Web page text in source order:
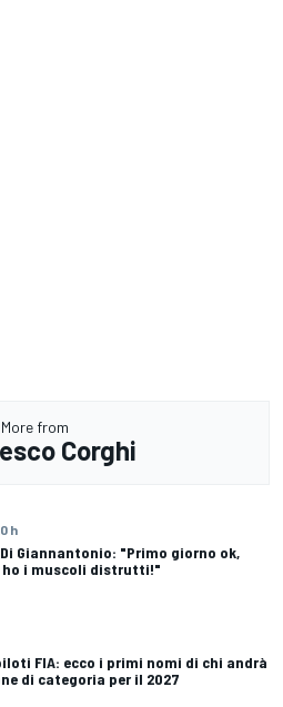
More from
Corghi
h
Di Giannantonio: "Primo giorno ok,
ho i muscoli distrutti!"
FIA: ecco i primi nomi di chi andrà
di categoria per il 2027